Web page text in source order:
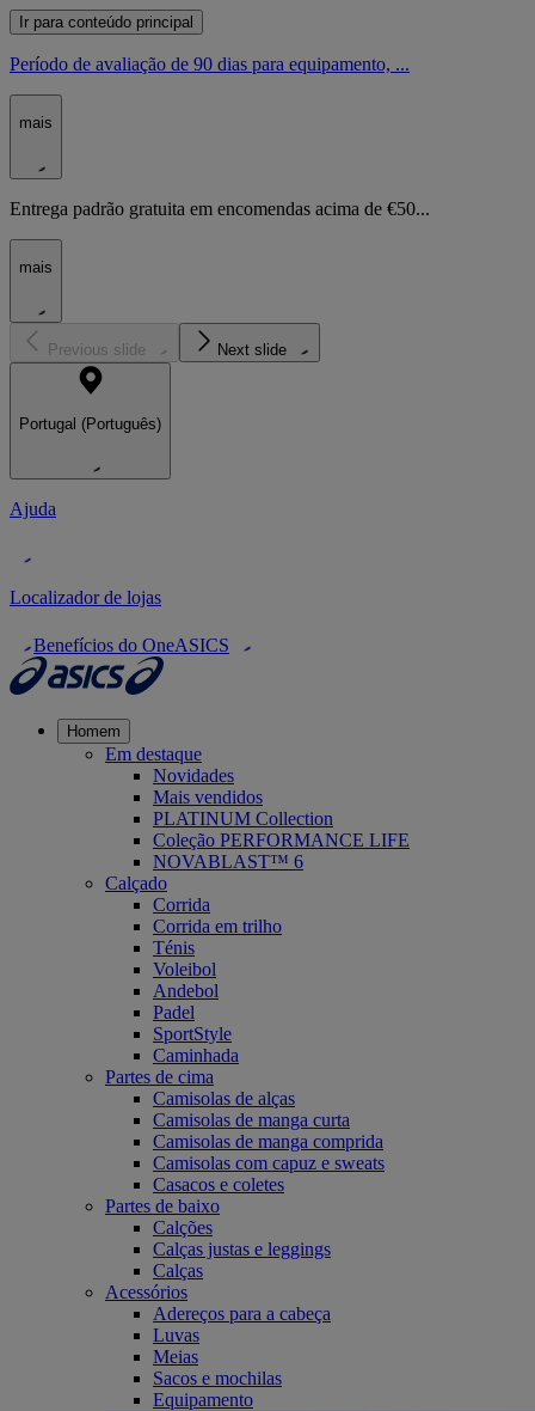
Ir para conteúdo principal
Período de avaliação de 90 dias para equipamento, ...
mais
Entrega padrão gratuita em encomendas acima de €50...
mais
Previous slide Next slide
Portugal (Português)
Ajuda
Localizador de lojas
Benefícios do OneASICS
Homem
Em destaque
Novidades
Mais vendidos
PLATINUM Collection
Coleção PERFORMANCE LIFE
NOVABLAST™ 6
Calçado
Corrida
Corrida em trilho
Ténis
Voleibol
Andebol
Padel
SportStyle
Caminhada
Partes de cima
Camisolas de alças
Camisolas de manga curta
Camisolas de manga comprida
Camisolas com capuz e sweats
Casacos e coletes
Partes de baixo
Calções
Calças justas e leggings
Calças
Acessórios
Adereços para a cabeça
Luvas
Meias
Sacos e mochilas
Equipamento